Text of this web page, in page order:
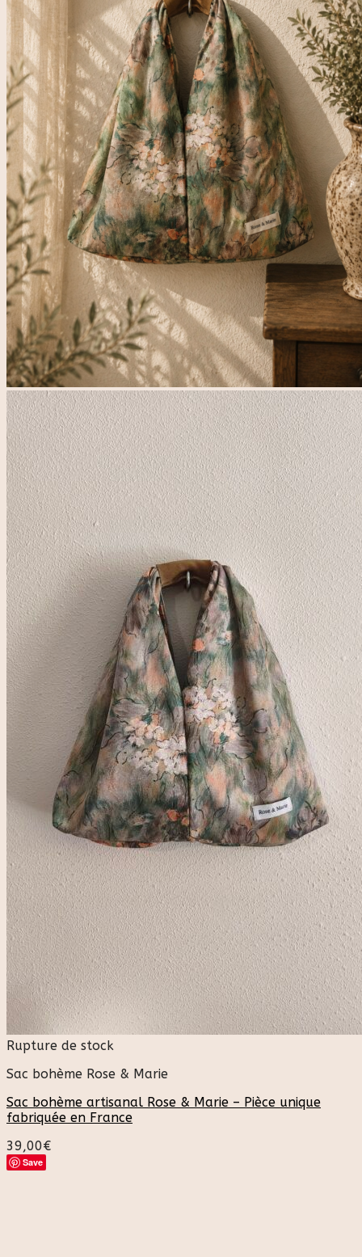
Rupture de stock
Sac bohème Rose & Marie
Sac bohème artisanal Rose & Marie – Pièce unique
fabriquée en France
39,00€
Save